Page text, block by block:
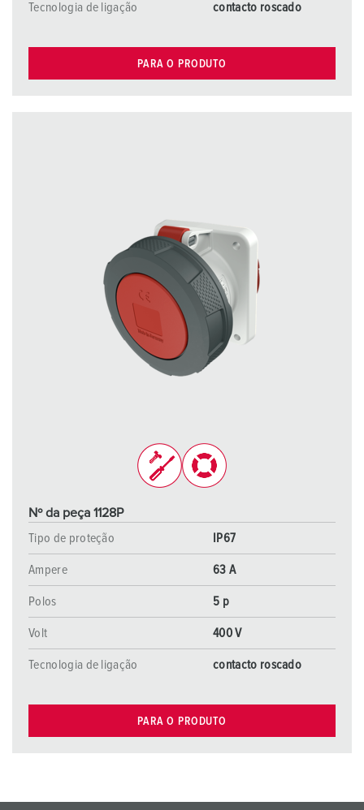
Tecnologia de ligação contacto roscado
PARA O PRODUTO
Nº da peça 1128P
Tipo de proteção
IP67
Ampere 63 A
Polos 5 p
Volt 400 V
Tecnologia de ligação contacto roscado
PARA O PRODUTO